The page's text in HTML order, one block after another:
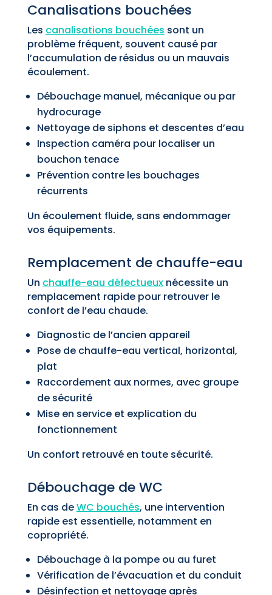
Canalisations bouchées
Les canalisations bouchées sont un
problème fréquent, souvent causé par
l’accumulation de résidus ou un mauvais
écoulement.
Débouchage manuel, mécanique ou par
hydrocurage
Nettoyage de siphons et descentes d’eau
Inspection caméra pour localiser un
bouchon tenace
Prévention contre les bouchages
récurrents
Un écoulement fluide, sans endommager
vos équipements.
Remplacement de chauffe-eau
Un chauffe-eau défectueuxnécessite un
remplacement rapide pour retrouver le
confort de l’eau chaude.
Diagnostic de l’ancien appareil
Pose de chauffe-eau vertical, horizontal,
plat
Raccordement aux normes, avec groupe
de sécurité
Mise en service et explication du
fonctionnement
Un confort retrouvé en toute sécurité.
Débouchage de WC
En cas deWC bouchés, une intervention
rapide est essentielle, notamment en
copropriété.
Débouchage à la pompe ou au furet
Vérification de l’évacuation et du conduit
Désinfection et nettoyage après